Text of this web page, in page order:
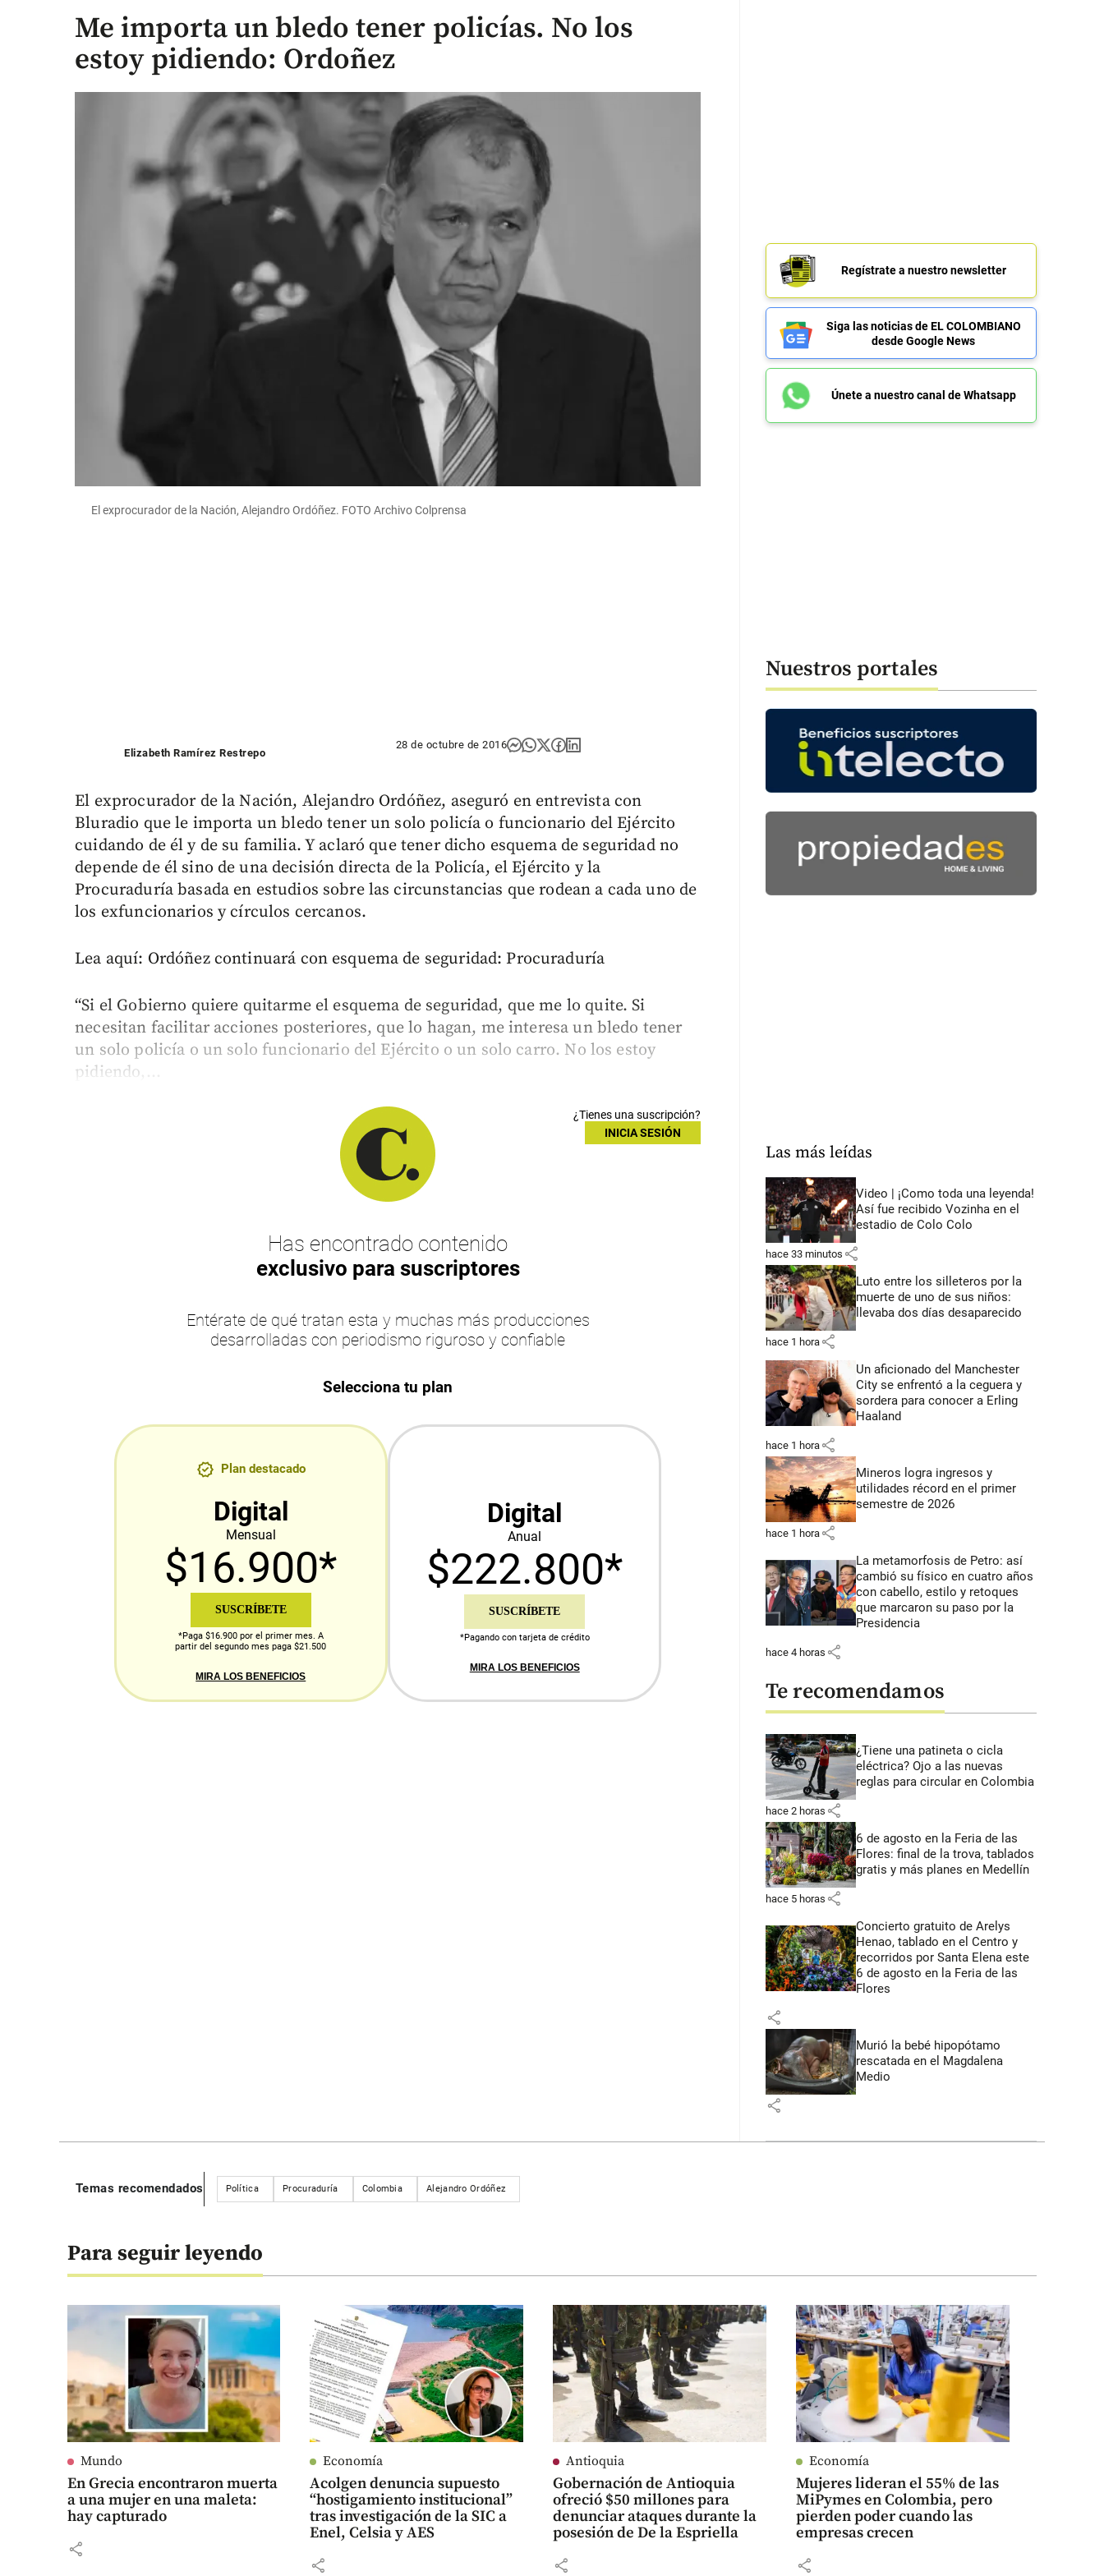
Me importa un bledo tener policías. No los
estoy pidiendo: Ordoñez
El exprocurador de la Nación, Alejandro Ordóñez. FOTO Archivo Colprensa
Elizabeth Ramírez Restrepo
28 de octubre de 2016
El exprocurador de la Nación, Alejandro Ordóñez, aseguró en entrevista con
Bluradio que le importa un bledo tener un solo policía o funcionario del Ejército
cuidando de él y de su familia. Y aclaró que tener dicho esquema de seguridad no
depende de él sino de una decisión directa de la Policía, el Ejército y la
Procuraduría basada en estudios sobre las circunstancias que rodean a cada uno de
los exfuncionarios y círculos cercanos.
Lea aquí: Ordóñez continuará con esquema de seguridad: Procuraduría
“Si el Gobierno quiere quitarme el esquema de seguridad, que me lo quite. Si
necesitan facilitar acciones posteriores, que lo hagan, me interesa un bledo tener
un solo policía o un solo funcionario del Ejército o un solo carro. No los estoy
pidiendo,...
¿Tienes una suscripción?
INICIA SESIÓN
Has encontrado contenido
exclusivo para suscriptores
Entérate de qué tratan esta y muchas más producciones
desarrolladas con periodismo riguroso y confiable
Selecciona tu plan
Plan destacado
Digital
Mensual
$16.900*
SUSCRÍBETE
*Paga $16.900 por el primer mes. A
partir del segundo mes paga $21.500
MIRA LOS BENEFICIOS
Digital
Anual
$222.800*
SUSCRÍBETE
*Pagando con tarjeta de crédito
MIRA LOS BENEFICIOS
Regístrate a nuestro newsletter
Siga las noticias de EL COLOMBIANO
desde Google News
Únete a nuestro canal de Whatsapp
Nuestros portales
Las más leídas
Video | ¡Como toda una leyenda!
Así fue recibido Vozinha en el
estadio de Colo Colo
hace 33 minutos share
Luto entre los silleteros por la
muerte de uno de sus niños:
llevaba dos días desaparecido
hace 1 hora share
Un aficionado del Manchester
City se enfrentó a la ceguera y
sordera para conocer a Erling
Haaland
hace 1 hora share
Mineros logra ingresos y
utilidades récord en el primer
semestre de 2026
hace 1 hora share
La metamorfosis de Petro: así
cambió su físico en cuatro años
con cabello, estilo y retoques
que marcaron su paso por la
Presidencia
hace 4 horas share
Te recomendamos
¿Tiene una patineta o cicla
eléctrica? Ojo a las nuevas
reglas para circular en Colombia
hace 2 horas share
6 de agosto en la Feria de las
Flores: final de la trova, tablados
gratis y más planes en Medellín
hace 5 horas share
Concierto gratuito de Arelys
Henao, tablado en el Centro y
recorridos por Santa Elena este
6 de agosto en la Feria de las
Flores
share
Murió la bebé hipopótamo
rescatada en el Magdalena
Medio
share
Temas recomendados Política Procuraduría Colombia Alejandro Ordóñez
Para seguir leyendo
Mundo
En Grecia encontraron muerta
a una mujer en una maleta:
hay capturado
share
Economía
Acolgen denuncia supuesto
“hostigamiento institucional”
tras investigación de la SIC a
Enel, Celsia y AES
share
Antioquia
Gobernación de Antioquia
ofreció $50 millones para
denunciar ataques durante la
posesión de De la Espriella
share
Economía
Mujeres lideran el 55% de las
MiPymes en Colombia, pero
pierden poder cuando las
empresas crecen
share